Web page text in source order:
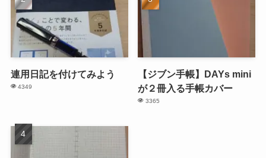
連用日記を付けてみよう
4349
【ジブン手帳】DAYs mini
が２冊入る手帳カバー
3365